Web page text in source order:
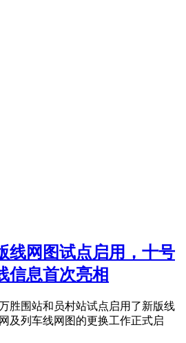
线网图试点启用，十号
信息首次亮相
胜围站和员村站试点启用了新版线
及列车线网图的更换工作正式启